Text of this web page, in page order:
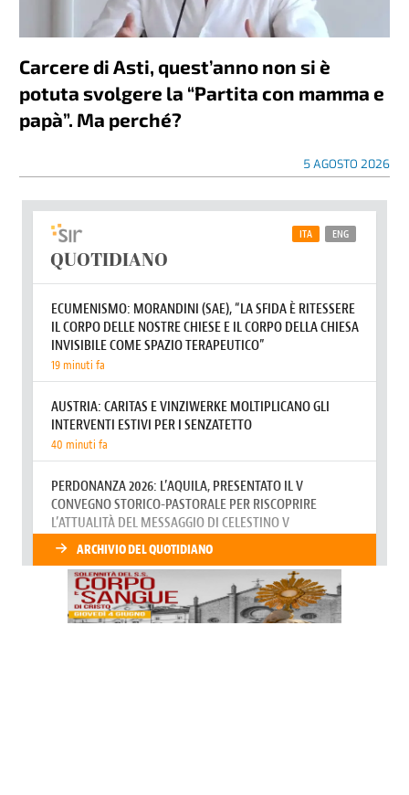
Carcere di Asti, quest’anno non si è
potuta svolgere la “Partita con mamma e
papà”. Ma perché?
5 AGOSTO 2026